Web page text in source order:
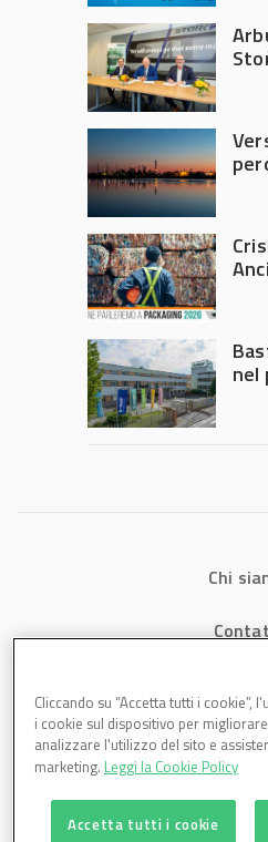
nel
Chi
Cliccando su “Accetta tutti i
i cookie sul dispositivo per
analizzare l'utilizzo del sito e
marketing. Leggi la Cookie Policy
Accetta tutti i cookie